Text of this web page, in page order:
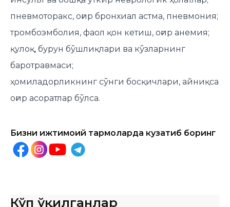
пневмоторакс, оғир бронхиал астма, пневмония;
тромбоэмболия, фаол қон кетиш, оғир анемия;
қулоқ, бурун бўшлиқлари ва кўзларнинг
баротравмаси;
ҳомиладорликнинг сўнги босқичлари, айниқса
оғир асоратлар бўлса.
Бизни ижтимоий тармоқларда кузатиб боринг
Кўп ўқилганлар